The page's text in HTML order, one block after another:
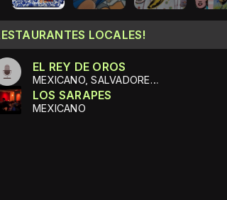
LOCALES!
EL REY DE OROS
MEXICANO, SALVADOREÑO
LOS SARAPES
MEXICANO